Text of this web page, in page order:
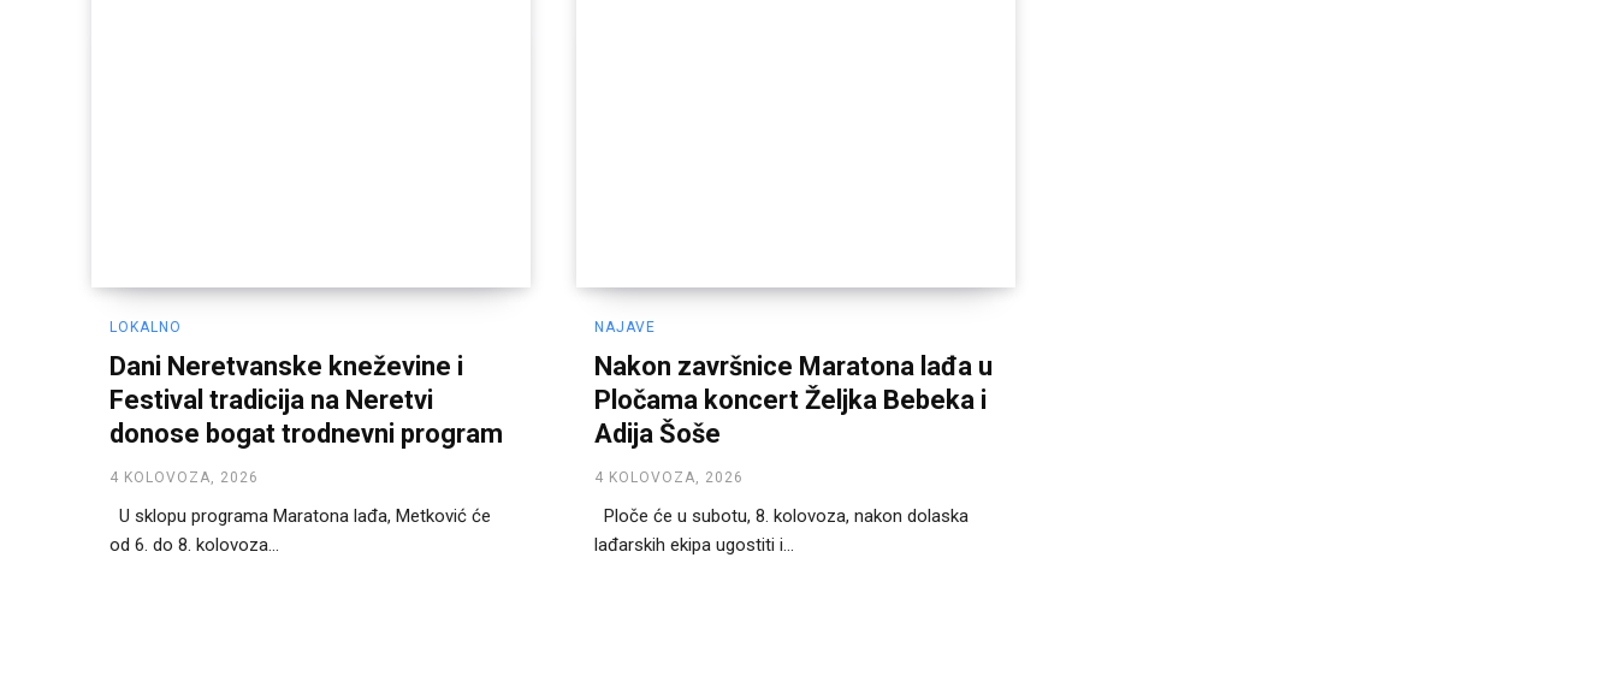
LOKALNO
Dani Neretvanske kneževine i
Festival tradicija na Neretvi
donose bogat trodnevni program
4 KOLOVOZA, 2026
U sklopu programa Maratona lađa, Metković će
od 6. do 8. kolovoza...
NAJAVE
Nakon završnice Maratona lađa u
Pločama koncert Željka Bebeka i
Adija Šoše
4 KOLOVOZA, 2026
lađarskih ekipa ugostiti i...